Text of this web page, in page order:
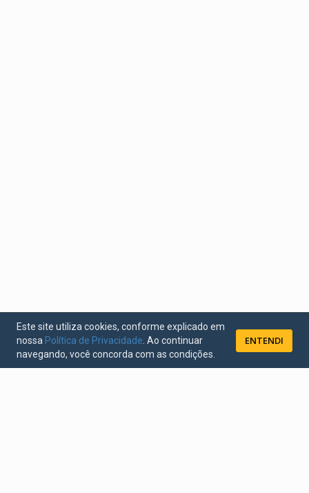
Este site utiliza cookies, conforme explicado em
nossa Política de Privacidade . Ao continuar
navegando, você concorda com as condições.
ENTENDI